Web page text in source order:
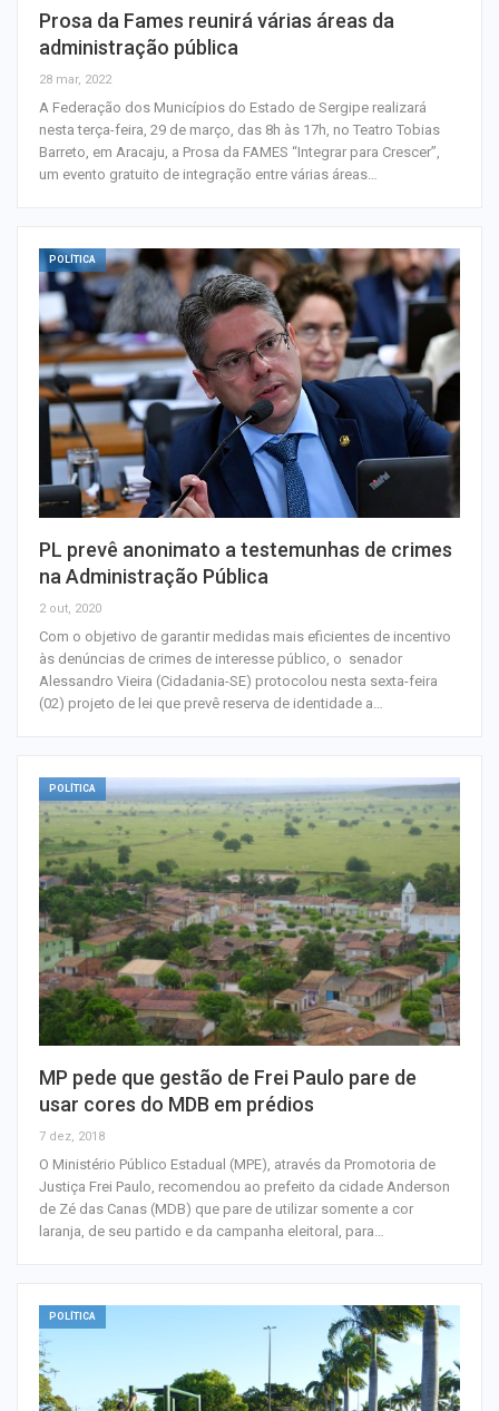
Prosa da Fames reunirá várias áreas da
administração pública
28 mar, 2022
A Federação dos Municípios do Estado de Sergipe realizará
nesta terça-feira, 29 de março, das 8h às 17h, no Teatro Tobias
Barreto, em Aracaju, a Prosa da FAMES “Integrar para Crescer”,
um evento gratuito de integração entre várias áreas…
POLÍTICA
PL prevê anonimato a testemunhas de crimes
na Administração Pública
2 out, 2020
Com o objetivo de garantir medidas mais eficientes de incentivo
às denúncias de crimes de interesse público, o senador
Alessandro Vieira (Cidadania-SE) protocolou nesta sexta-feira
(02) projeto de lei que prevê reserva de identidade a…
POLÍTICA
MP pede que gestão de Frei Paulo pare de
usar cores do MDB em prédios
7 dez, 2018
O Ministério Público Estadual (MPE), através da Promotoria de
Justiça Frei Paulo, recomendou ao prefeito da cidade Anderson
de Zé das Canas (MDB) que pare de utilizar somente a cor
laranja, de seu partido e da campanha eleitoral, para…
POLÍTICA